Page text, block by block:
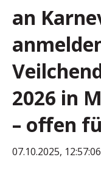
an
2026 in
– offen
07.10.2025, 12:57:06